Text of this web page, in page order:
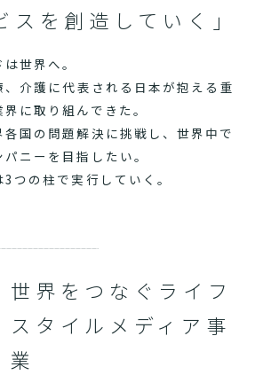
スを創造していく」
世界へ。
介護に代表される日本が抱える重
に取り組んできた。
国の問題解決に挑戦し、世界中で
ニーを目指したい。
つの柱で実行していく。
世界をつなぐライフ
スタイルメディア事
業